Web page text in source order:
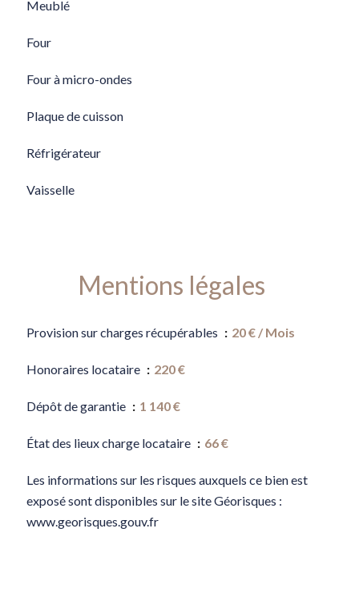
Meublé
Four
Four à micro-ondes
Plaque de cuisson
Réfrigérateur
Vaisselle
Mentions légales
Provision sur charges récupérables 20 € / Mois
Honoraires locataire 220 €
Dépôt de garantie 1 140 €
État des lieux charge locataire 66 €
Les informations sur les risques auxquels ce bien est
exposé sont disponibles sur le site Géorisques :
www.georisques.gouv.fr